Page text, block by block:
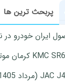
پربحث ترین ها